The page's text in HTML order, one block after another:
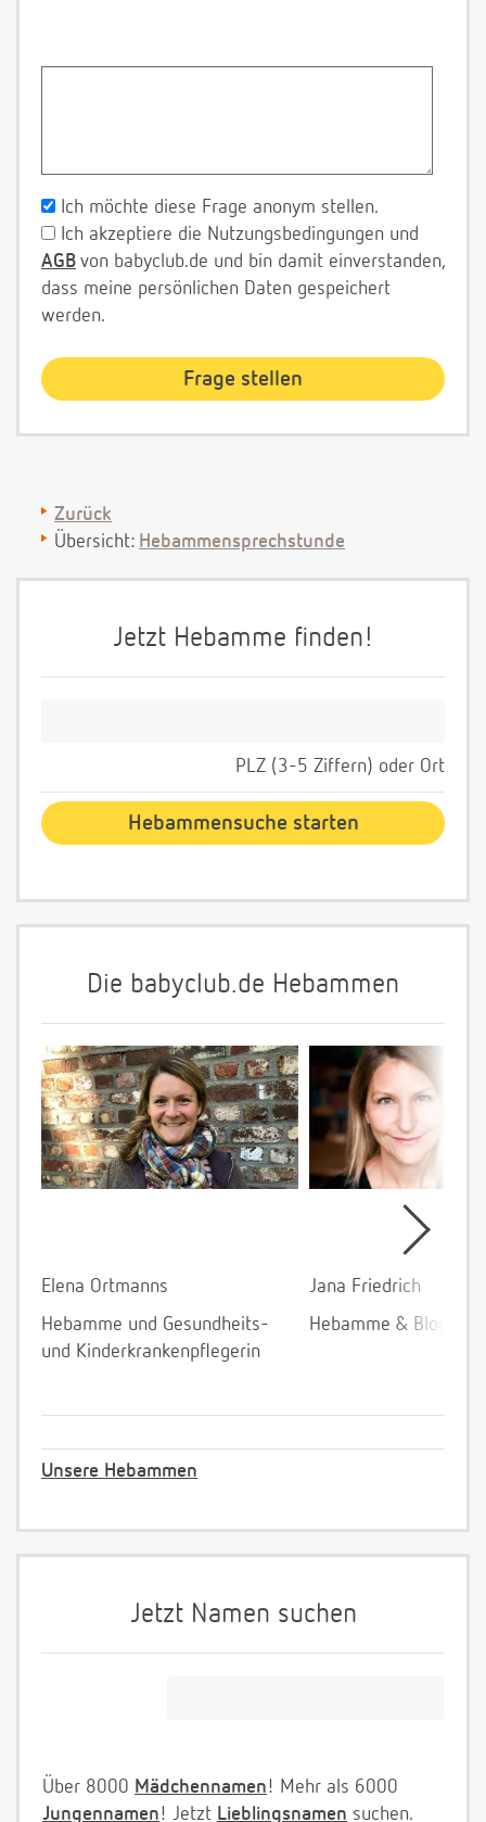
Ich möchte diese Frage anonym stellen.
Ich akzeptiere die Nutzungsbedingungen und
AGB von babyclub.de und bin damit einverstanden,
dass meine persönlichen Daten gespeichert
werden.
Zurück
Übersicht: Hebammensprechstunde
Jetzt Hebamme finden!
PLZ (3-5 Ziffern) oder Ort
Die babyclub.de Hebammen
Elena Ortmanns
Hebamme und Gesundheits-
und Kinderkrankenpflegerin
Jana Friedrich
Hebamme &
Unsere Hebammen
Jetzt Namen suchen
Über 8000 Mädchennamen! Mehr als 6000
Jungennamen! Jetzt Lieblingsnamen suchen.